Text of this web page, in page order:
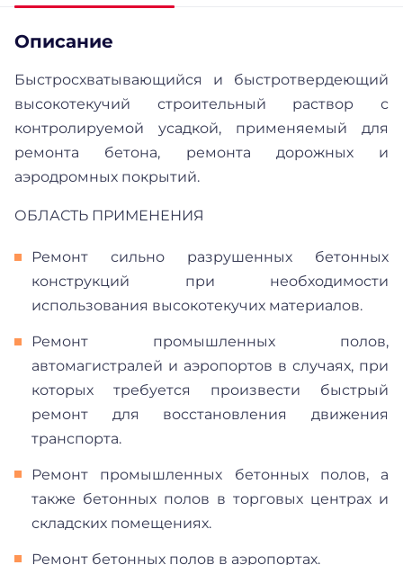
Описание
Быстросхватывающийся и быстротвердеющий
высокотекучий строительный раствор с
контролируемой усадкой, применяемый для
ремонта бетона, ремонта дорожных и
аэродромных покрытий.
ОБЛАСТЬ ПРИМЕНЕНИЯ
Ремонт сильно разрушенных бетонных
конструкций при необходимости
использования высокотекучих материалов.
Ремонт промышленных полов,
автомагистралей и аэропортов в случаях, при
которых требуется произвести быстрый
ремонт для восстановления движения
транспорта.
Ремонт промышленных бетонных полов, а
также бетонных полов в торговых центрах и
складских помещениях.
Ремонт бетонных полов в аэропортах.